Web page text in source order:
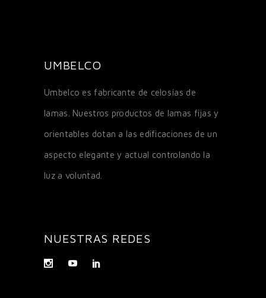
UMBELCO
Umbelco es fabricante de celosías de
lamas. Nuestros productos de lamas fijas y
orientables dotan a las edificaciones de un
aspecto elegante y actual controlando la
luz a voluntad.
NUESTRAS REDES